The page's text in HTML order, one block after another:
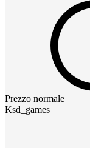
Prezzo normale
Ksd_games